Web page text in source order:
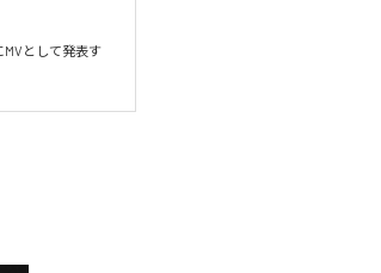
として発表す